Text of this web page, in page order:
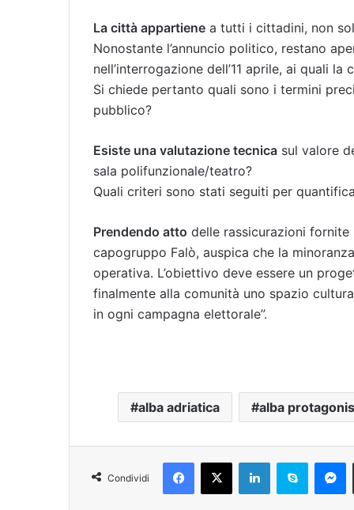
La città appartiene a tutti i cittadini, non
Nonostante l’annuncio politico, restano
nell’interrogazione dell’11 aprile, ai quali
Si chiede pertanto quali sono i termini
pubblico?
Esiste una valutazione tecnica sul valore
sala polifunzionale/teatro?
Quali criteri sono stati seguiti per
Prendendo atto delle rassicurazioni fornite
capogruppo Falò, auspica che la
operativa. L’obiettivo deve essere un
finalmente alla comunità uno spazio
in ogni campagna elettorale”.
alba adriatica alba
Condividi